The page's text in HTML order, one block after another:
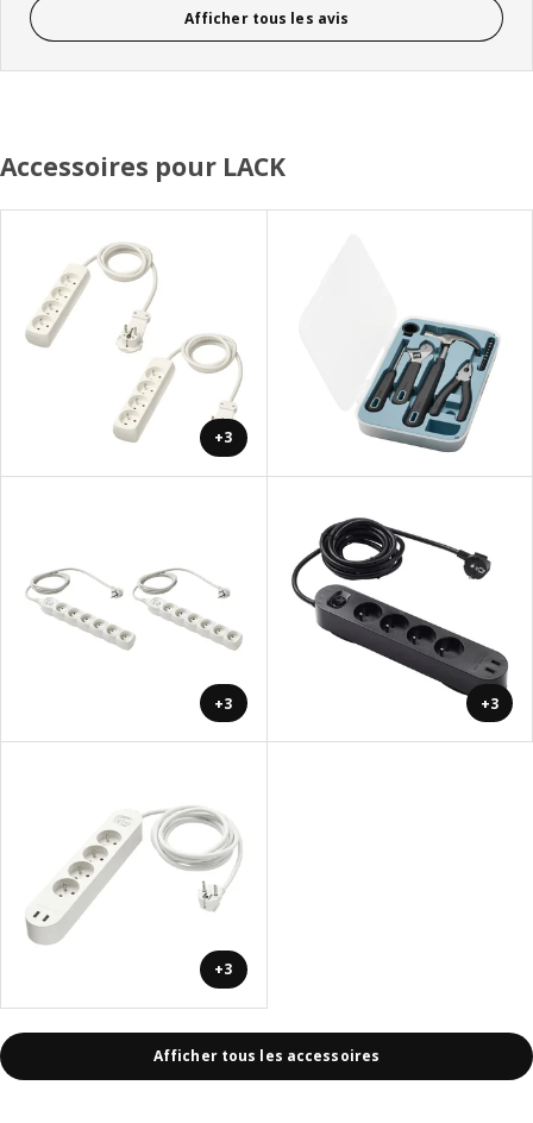
Afficher tous les avis
Accessoires pour LACK
+3
+3 +3
+3
Afficher tous les accessoires